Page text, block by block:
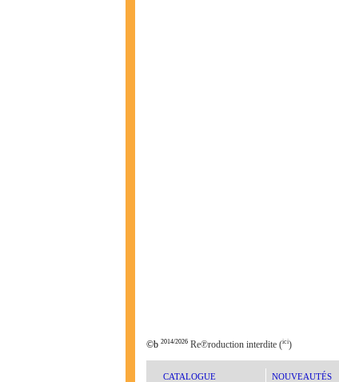
©b 2014/2026 Re℗roduction interdite (ici)
CATALOGUE NOUVEAUTÉS